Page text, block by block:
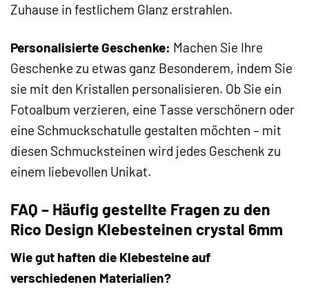
Zuhause in festlichem Glanz erstrahlen.
Personalisierte Geschenke: Machen Sie Ihre
Geschenke zu etwas ganz Besonderem, indem Sie
sie mit den Kristallen personalisieren. Ob Sie ein
Fotoalbum verzieren, eine Tasse verschönern oder
eine Schmuckschatulle gestalten möchten – mit
diesen Schmucksteinen wird jedes Geschenk zu
einem liebevollen Unikat.
FAQ – Häufig gestellte Fragen zu den
Rico Design Klebesteinen crystal 6mm
Wie gut haften die Klebesteine auf
verschiedenen Materialien?